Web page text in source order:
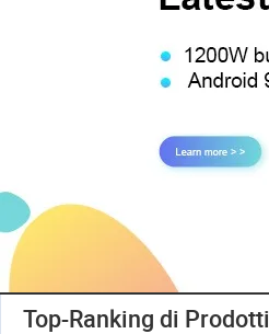
Top-Ranking di Prodotti